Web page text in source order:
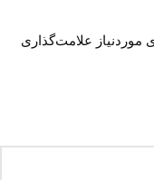
علامت‌گذاری